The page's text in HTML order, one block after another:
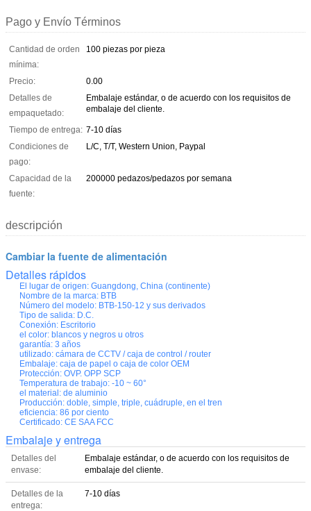
Pago y Envío Términos
Cantidad de orden
mínima:
100 piezas por pieza
Precio:
0.00
Detalles de
empaquetado:
Embalaje estándar, o de acuerdo con los requisitos de
embalaje del cliente.
Tiempo de entrega: 7-10 días
Condiciones de
pago:
L/C, T/T, Western Union, Paypal
Capacidad de la
fuente:
200000 pedazos/pedazos por semana
descripción
Cambiar la fuente de alimentación
Detalles rápidos
El lugar de origen: Guangdong, China (continente)
Nombre de la marca: BTB
Número del modelo: BTB-150-12 y sus derivados
Tipo de salida: D.C.
Conexión: Escritorio
el color: blancos y negros u otros
garantía: 3 años
utilizado: cámara de CCTV / caja de control / router
Embalaje: caja de papel o caja de color OEM
Protección: OVP. OPP SCP
Temperatura de trabajo: -10 ~ 60°
el material: de aluminio
Producción: doble, simple, triple, cuádruple, en el tren
eficiencia: 86 por ciento
Certificado: CE SAA FCC
Embalaje y entrega
Detalles del
envase:
Embalaje estándar, o de acuerdo con los requisitos de
embalaje del cliente.
Detalles de la
entrega:
7-10 días